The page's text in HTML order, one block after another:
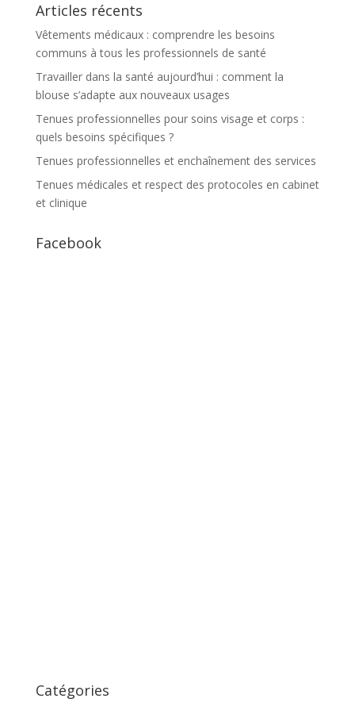
Articles récents
Vêtements médicaux : comprendre les besoins
communs à tous les professionnels de santé
Travailler dans la santé aujourd’hui : comment la
blouse s’adapte aux nouveaux usages
Tenues professionnelles pour soins visage et corps :
quels besoins spécifiques ?
Tenues professionnelles et enchaînement des services
Tenues médicales et respect des protocoles en cabinet
et clinique
Facebook
Catégories